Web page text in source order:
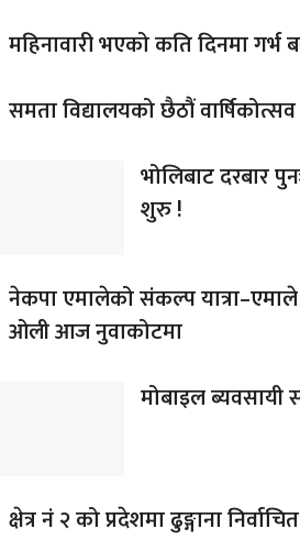
महिनावारी भएको कति दिनमा गर्भ
समता विद्यालयको छैठौं वार्षिकोत्सव
भोलिबाट दरबार
शुरु !
नेकपा एमालेको संकल्प
ओली आज नुवाकोटमा
मोबाइल ब्यवसायी
क्षेत्र नं २ को प्रदेशमा ढुङ्गाना निर्वाचित